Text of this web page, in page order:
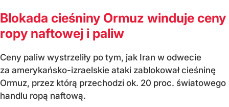
Blokada cieśniny Ormuz winduje ceny
ropy naftowej i paliw
Ceny paliw wystrzeliły po tym, jak Iran w odwecie
za amerykańsko-izraelskie ataki zablokował cieśninę
Ormuz, przez którą przechodzi ok. 20 proc. światowego
handlu ropą naftową.